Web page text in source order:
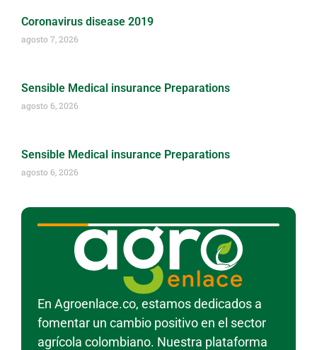
Coronavirus disease 2019
agosto 7, 2026
Sensible Medical insurance Preparations
agosto 6, 2026
Sensible Medical insurance Preparations
agosto 6, 2026
En Agroenlace.co, estamos dedicados a
fomentar un cambio positivo en el sector
agrícola colombiano. Nuestra plataforma